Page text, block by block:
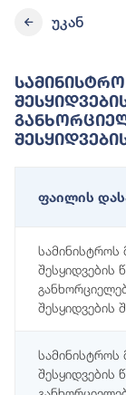
უკან
ფაილის
სამინისტროს
შესყიდვების
შესყიდვების
სამინისტროს
შესყიდვების